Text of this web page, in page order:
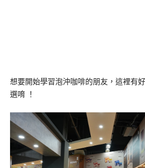
想要開始學習泡沖咖啡的朋友，這裡有
選唷 ！